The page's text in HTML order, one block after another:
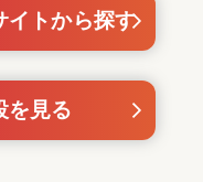
イトから探す
を見る